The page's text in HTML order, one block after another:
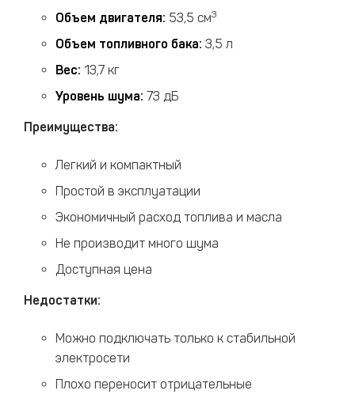
Объем двигателя: 53,5 см3
Объем топливного бака: 3,5 л
Вес: 13,7 кг
Уровень шума: 73 дБ
Преимущества:
Легкий и компактный
Простой в эксплуатации
Экономичный расход топлива и масла
Не производит много шума
Доступная цена
Недостатки:
Можно подключать только к стабильной
электросети
Плохо переносит отрицательные